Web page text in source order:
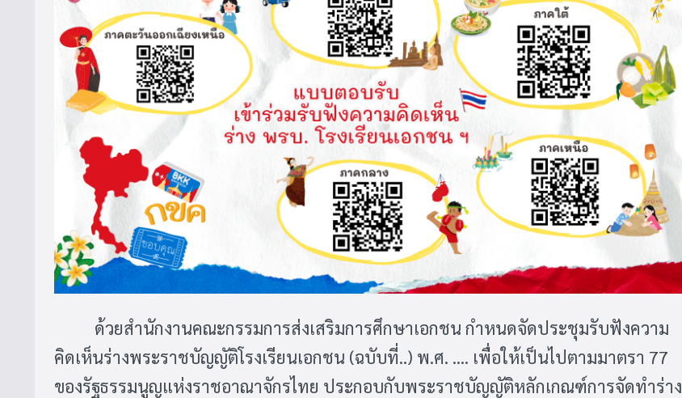
ด้วยสำนักงานคณะกรรมการส่งเสริมการศึกษาเอกชน กำหนดจัดประชุมรับฟังความ
คิดเห็นร่างพระราชบัญญัติโรงเรียนเอกชน (ฉบับที่..) พ.ศ. .... เพื่อให้เป็นไปตามมาตรา 77
ของรัฐธรรมนูญแห่งราชอาณาจักรไทย ประกอบกับพระราชบัญญัติหลักเกณฑ์การจัดทำร่าง